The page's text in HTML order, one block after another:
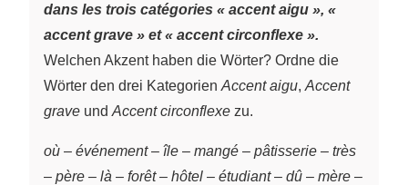
dans les trois catégories « accent aigu », «
accent grave » et « accent circonflexe ».
Welchen Akzent haben die Wörter? Ordne die
Wörter den drei Kategorien Accent aigu, Accent
grave und Accent circonflexe zu.
où – événement– île – mangé – pâtisserie – très
– père – là – forêt– hôtel – étudiant– dû – mère –